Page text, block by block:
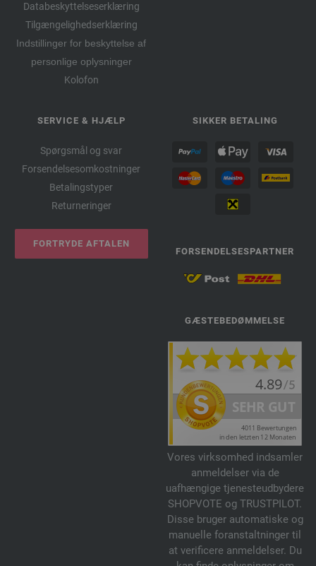
Databeskyttelseserklæring
Tilgængelighedserklæring
Indstillinger for beskyttelse af
personlige oplysninger
Kolofon
SERVICE & HJÆLP
Spørgsmål og svar
Forsendelsesomkostninger
Betalingstyper
Returneringer
FORTRYDE AFTALEN
SIKKER BETALING
FORSENDELSESPARTNER
GÆSTEBEDØMMELSE
Vores virksomhed indsamler
anmeldelser via de
uafhængige tjenesteudbydere
SHOPVOTE og TRUSTPILOT.
Disse bruger automatiske og
manuelle foranstaltninger til
at verificere anmeldelser. Du